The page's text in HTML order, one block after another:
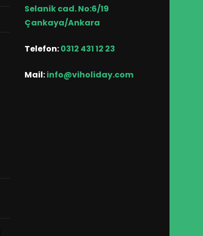
Selanik cad. No:6/19
Çankaya/Ankara
Telefon:0312 431 12 23
Mail:info@viholiday.com